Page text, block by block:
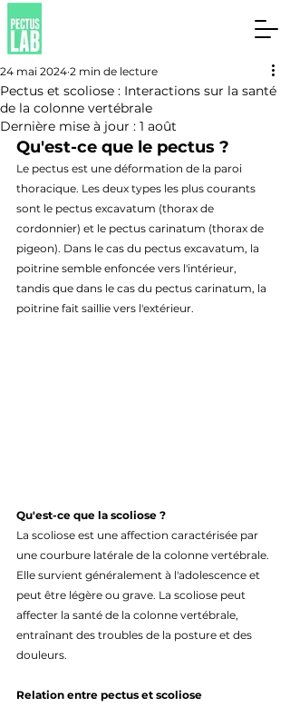
Pectus et scoliose : Interactions sur la santé
de la colonne vertébrale
24 mai 2024 2 min de lecture
Dernière mise à jour : 1 août
Qu'est-ce que le pectus ?
Le pectus est une déformation de la paroi
thoracique. Les deux types les plus courants
sont le pectus excavatum (thorax de
cordonnier) et le pectus carinatum (thorax de
pigeon). Dans le cas du pectus excavatum, la
poitrine semble enfoncée vers l'intérieur,
tandis que dans le cas du pectus carinatum, la
poitrine fait saillie vers l'extérieur.
Qu'est-ce que la scoliose ?
La scoliose est une affection caractérisée par
une courbure latérale de la colonne vertébrale.
Elle survient généralement à l'adolescence et
peut être légère ou grave. La scoliose peut
affecter la santé de la colonne vertébrale,
entraînant des troubles de la posture et des
douleurs.
Relation entre pectus et scoliose